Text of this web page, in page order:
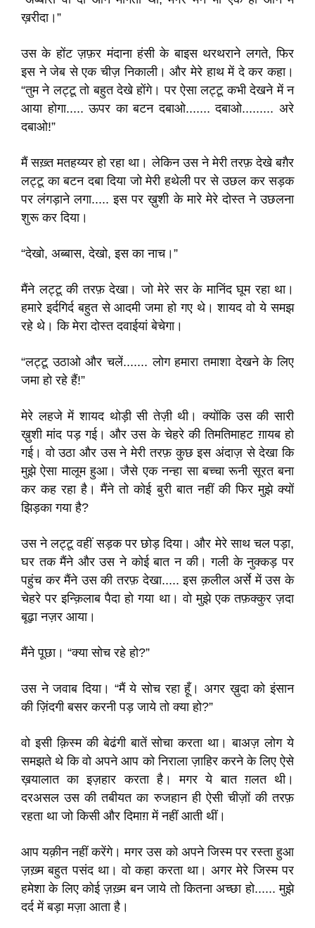
ख़रीदा।”
उस के होंट ज़फ़र मंदाना हंसी के बाइस थरथराने लगते, फिर
इस ने जेब से एक चीज़ निकाली। और मेरे हाथ में दे कर कहा।
“तुम ने लट्टू तो बहुत देखे होंगे। पर ऐसा लट्टू कभी देखने में न
आया होगा..... ऊपर का बटन दबाओ....... दबाओ......... अरे
दबाओ!”
मैं सख़्त मतहय्यर हो रहा था। लेकिन उस ने मेरी तरफ़ देखे बग़ैर
लट्टू का बटन दबा दिया जो मेरी हथेली पर से उछल कर सड़क
पर लंगड़ाने लगा..... इस पर ख़ुशी के मारे मेरे दोस्त ने उछलना
शुरू कर दिया।
“देखो, अब्बास, देखो, इस का नाच।”
मैंने लट्टू की तरफ़ देखा। जो मेरे सर के मानिंद घूम रहा था।
हमारे इर्दगिर्द बहुत से आदमी जमा हो गए थे। शायद वो ये समझ
रहे थे। कि मेरा दोस्त दवाईयां बेचेगा।
“लट्टू उठाओ और चलें....... लोग हमारा तमाशा देखने के लिए
जमा हो रहे हैं!”
मेरे लहजे में शायद थोड़ी सी तेज़ी थी। क्योंकि उस की सारी
ख़ुशी मांद पड़ गई। और उस के चेहरे की तिमतिमाहट ग़ायब हो
गई। वो उठा और उस ने मेरी तरफ़ कुछ इस अंदाज़ से देखा कि
मुझे ऐसा मालूम हुआ। जैसे एक नन्हा सा बच्चा रूनी सूरत बना
कर कह रहा है। मैंने तो कोई बुरी बात नहीं की फिर मुझे क्यों
झिड़का गया है?
उस ने लट्टू वहीं सड़क पर छोड़ दिया। और मेरे साथ चल पड़ा,
घर तक मैंने और उस ने कोई बात न की। गली के नुक्कड़ पर
पहुंच कर मैंने उस की तरफ़ देखा..... इस क़लील अर्से में उस के
चेहरे पर इन्क़िलाब पैदा हो गया था। वो मुझे एक तफ़क्कुर ज़दा
बूढ़ा नज़र आया।
मैंने पूछा। “क्या सोच रहे हो?”
उस ने जवाब दिया। “मैं ये सोच रहा हूँ। अगर ख़ुदा को इंसान
की ज़िंदगी बसर करनी पड़ जाये तो क्या हो?”
वो इसी क़िस्म की बेढंगी बातें सोचा करता था। बाअज़ लोग ये
समझते थे कि वो अपने आप को निराला ज़ाहिर करने के लिए ऐसे
ख़यालात का इज़हार करता है। मगर ये बात ग़लत थी।
दरअसल उस की तबीयत का रुजहान ही ऐसी चीज़ों की तरफ़
रहता था जो किसी और दिमाग़ में नहीं आती थीं।
आप यक़ीन नहीं करेंगे। मगर उस को अपने जिस्म पर रस्ता हुआ
ज़ख़्म बहुत पसंद था। वो कहा करता था। अगर मेरे जिस्म पर
हमेशा के लिए कोई ज़ख़्म बन जाये तो कितना अच्छा हो...... मुझे
दर्द में बड़ा मज़ा आता है।